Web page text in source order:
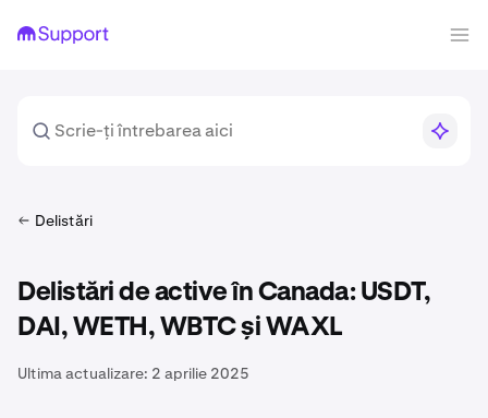
Delistări
Delistări de active în Canada: USDT,
DAI, WETH, WBTC și WAXL
Ultima actualizare: 2 aprilie 2025